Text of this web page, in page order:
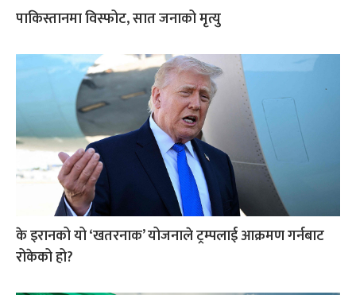
पाकिस्तानमा विस्फोट, सात जनाको मृत्यु
के इरानको यो ‘खतरनाक’ योजनाले ट्रम्पलाई आक्रमण गर्नबाट
रोकेको हो?